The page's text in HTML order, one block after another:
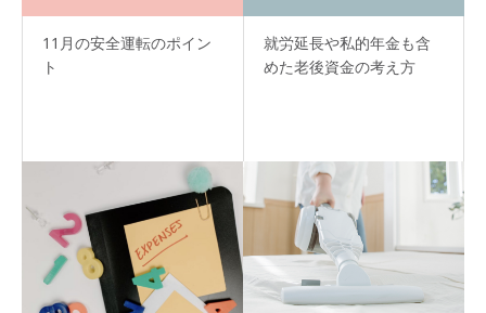
11月の安全運転のポイン
ト
就労延長や私的年金も含
めた老後資金の考え方